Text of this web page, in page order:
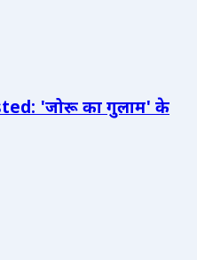
'जोरू का गुलाम' के